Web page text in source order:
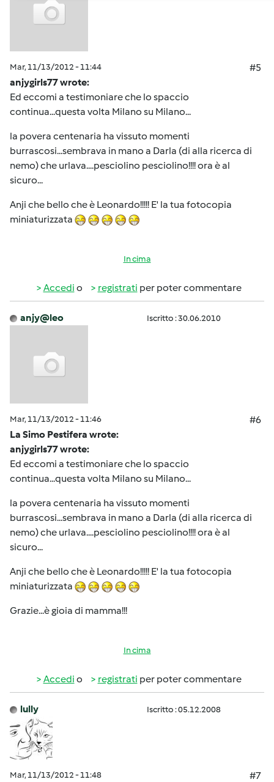
Mar, 11/13/2012 - 11:44
#5
anjygirls77 wrote:
Ed eccomi a testimoniare che lo spaccio
continua...questa volta Milano su Milano...
la povera centenaria ha vissuto momenti
burrascosi...sembrava in mano a Darla (di alla ricerca di
nemo) che urlava....pesciolino pesciolino!!!! ora è al
sicuro...
Anji che bello che è Leonardo!!!!! E' la tua fotocopia
miniaturizzata
In cima
Accedi o registrati per poter commentare
anjy@leo Iscritto : 30.06.2010
Mar, 11/13/2012 - 11:46
#6
La Simo Pestifera wrote:
anjygirls77 wrote:
Ed eccomi a testimoniare che lo spaccio
continua...questa volta Milano su Milano...
la povera centenaria ha vissuto momenti
burrascosi...sembrava in mano a Darla (di alla ricerca di
nemo) che urlava....pesciolino pesciolino!!!! ora è al
sicuro...
Anji che bello che è Leonardo!!!!! E' la tua fotocopia
miniaturizzata
Grazie...è gioia di mamma!!!
In cima
Accedi o registrati per poter commentare
lully Iscritto : 05.12.2008
Mar, 11/13/2012 - 11:48
#7